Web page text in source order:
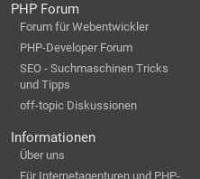
PHP Forum
Forum für Webentwickler
PHP-Developer Forum
SEO - Suchmaschinen Tricks
und Tipps
off-topic Diskussionen
Informationen
Über uns
Für Internetagenturen und PHP-